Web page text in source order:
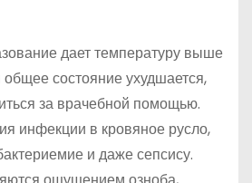
дает температуру выше
состояние ухудшается,
за врачебной помощью.
инфекции в кровяное русло,
и даже сепсису.